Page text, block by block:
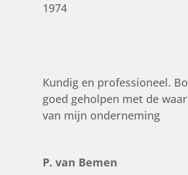
1974
Kundig en professioneel.
goed geholpen met de
van mijn onderneming
P. van Bemen